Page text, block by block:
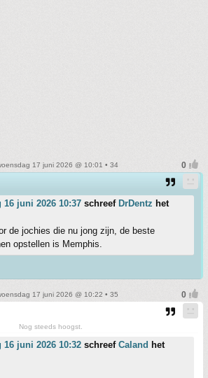
17 juni 2026 @ 10:01 • 34
16 juni 2026 10:37 schreef DrDentz het
de jochies die nu jong zijn, de beste
opstellen is Memphis.
17 juni 2026 @ 10:22 • 35
Nog steeds hoogst.
16 juni 2026 10:32 schreef Caland het